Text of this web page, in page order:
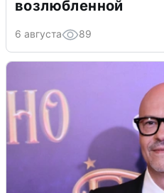
возлюбленной
6 августа 89